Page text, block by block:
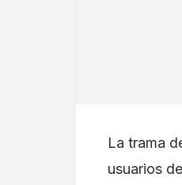
La trama
usuarios